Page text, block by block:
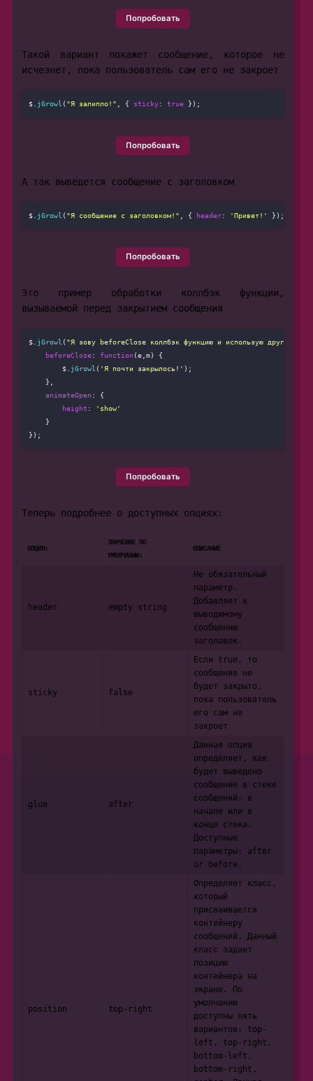
Попробовать
Такой вариант покажет сообщение, которое не
исчезнет, пока пользователь сам его не закроет
$. jGrowl ( "Я залипло!" , { sticky: true
Попробовать
А так выведется сообщение с заголовком
$. jGrowl ( "Я сообщение с заголовком!" , { header: 'Привет!'
Попробовать
Это пример обработки коллбэк функции,
вызываемой перед закрытием сообщения
$. jGrowl ( "Я зову beforeClose коллбэк функцию и использую другую
beforeClose: function (e,m) {
        $.
jGrowl ( 'Я почти закрылось!' );
    },
animateOpen : {
height :
'show'
    }
Попробовать
Теперь подробнее о доступных опциях:
ОПЦИЯ:
ЗНАЧЕНИЕ ПО
УМОЛЧАНИЮ:
ОПИСАНИЕ
header empty string
Не обязательный
параметр.
Добавляет к
выводимому
сообщению
заголовок.
sticky false
Если true, то
сообщение не
будет закрыто,
пока пользователь
его сам не
закроет
glue after
Данная опция
определяет, как
будет выведено
сообщение в стеке
сообщений: в
начале или в
конце стека.
Доступные
параметры: after
or before.
position top-right
Определяет класс,
который
присваивается
контейнеру
сообщений. Данный
класс задает
позицию
контейнера на
экране. По
умолчанию
доступны пять
вариантов: top-
left, top-right,
bottom-left,
bottom-right,